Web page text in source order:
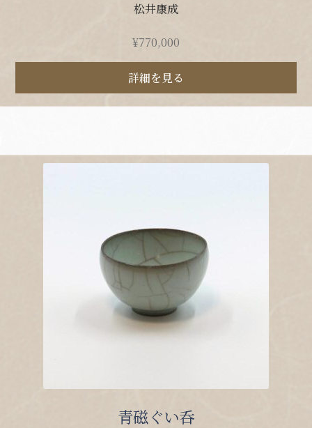
松井康成
¥770,000
詳細を見る
青磁ぐい呑